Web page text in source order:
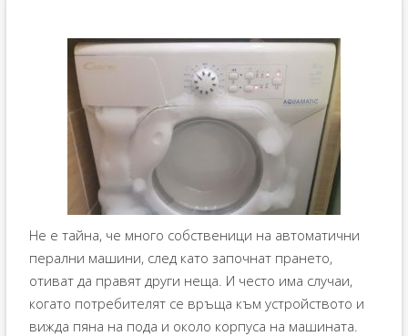
Не е тайна, че много собственици на автоматични
перални машини, след като започнат прането,
отиват да правят други неща. И често има случаи,
когато потребителят се връща към устройството и
вижда пяна на пода и около корпуса на машината.